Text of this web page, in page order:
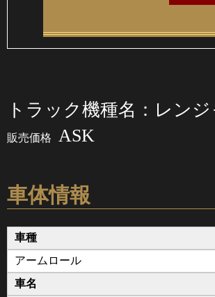
トラック機種名：レンジ
販売価格 ASK
車体情報
車種
アームロール
車名